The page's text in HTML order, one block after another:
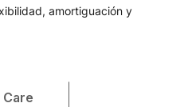
amortiguación y
Care